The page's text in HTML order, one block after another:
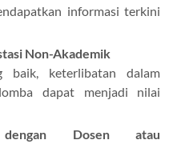
informasi terkini
Non-Akademik
baik, keterlibatan dalam
dapat menjadi nilai
dengan Dosen atau